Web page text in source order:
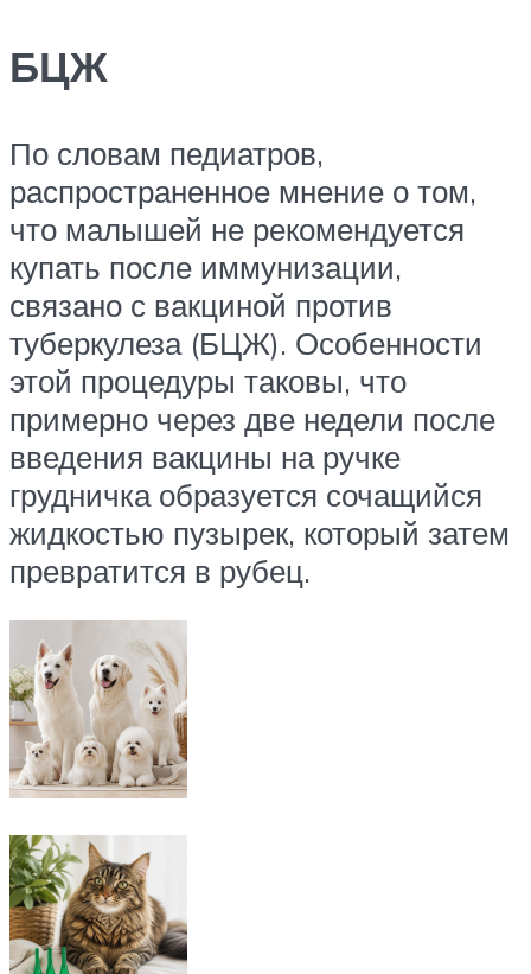
БЦЖ
По словам педиатров,
распространенное мнение о том,
что малышей не рекомендуется
купать после иммунизации,
связано с вакциной против
туберкулеза (БЦЖ). Особенности
этой процедуры таковы, что
примерно через две недели после
введения вакцины на ручке
грудничка образуется сочащийся
жидкостью пузырек, который затем
превратится в рубец.